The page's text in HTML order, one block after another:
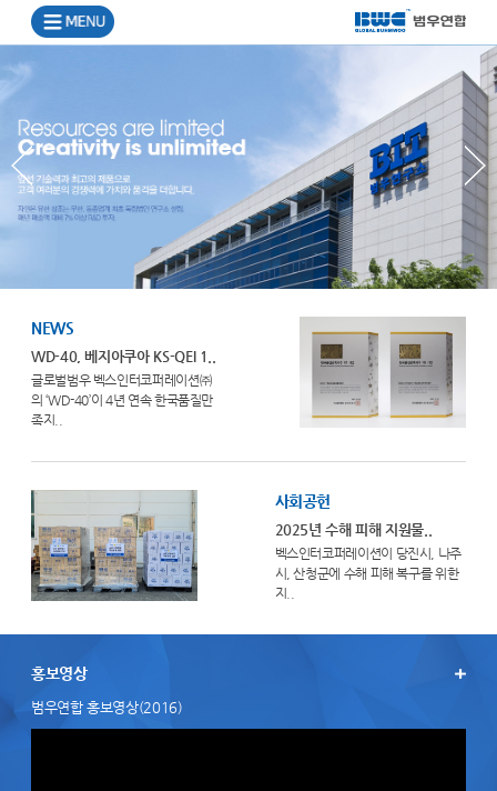
NEWS
WD-40, 베지아쿠아 KS-QEI 1..
글로벌범우 벡스인터코퍼레이션㈜
의 ‘WD-40’이 4년 연속 한국품질만
족지..
사회공헌
2025년 수해 피해 지원물..
벡스인터코퍼레이션이 당진시, 나주
시, 산청군에 수해 피해 복구를 위한
지..
홍보영상
범우연합 홍보영상(2016)